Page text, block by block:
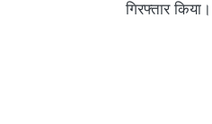
गिरफ्तार किया।